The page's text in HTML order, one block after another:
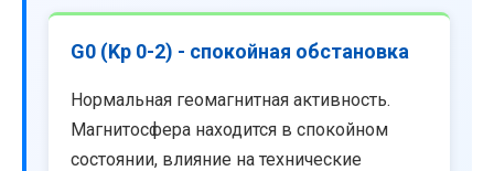
G0 (Kp 0-2) - спокойная обстановка
Нормальная геомагнитная активность.
Магнитосфера находится в спокойном
состоянии, влияние на технические